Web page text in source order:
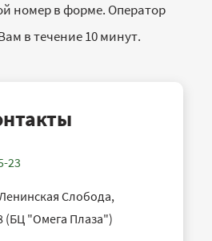
номер в форме. Оператор
в течение 10 минут.
23
Слобода,
(БЦ "Омега Плаза")